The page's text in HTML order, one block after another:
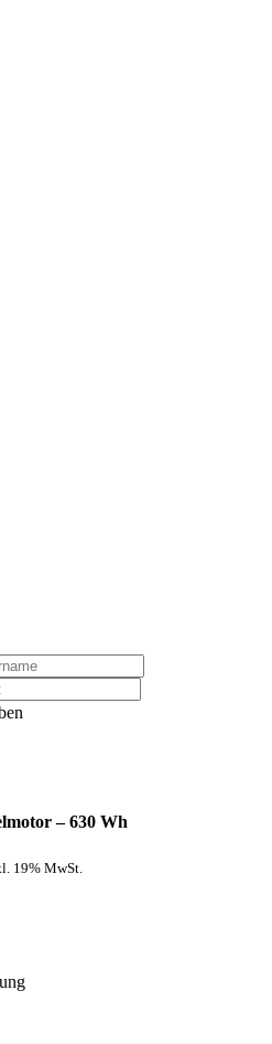
– 630 Wh
19% MwSt.